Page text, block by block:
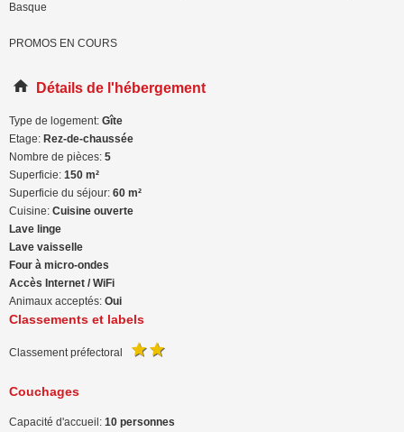
Basque
PROMOS EN COURS
Détails de l'hébergement
Type de logement: Gîte
Etage: Rez-de-chaussée
Nombre de pièces: 5
Superficie: 150 m²
Superficie du séjour: 60 m²
Cuisine: Cuisine ouverte
Lave linge
Lave vaisselle
Four à micro-ondes
Accès Internet / WiFi
Animaux acceptés: Oui
Classements et labels
Classement préfectoral
Couchages
Capacité d'accueil: 10 personnes